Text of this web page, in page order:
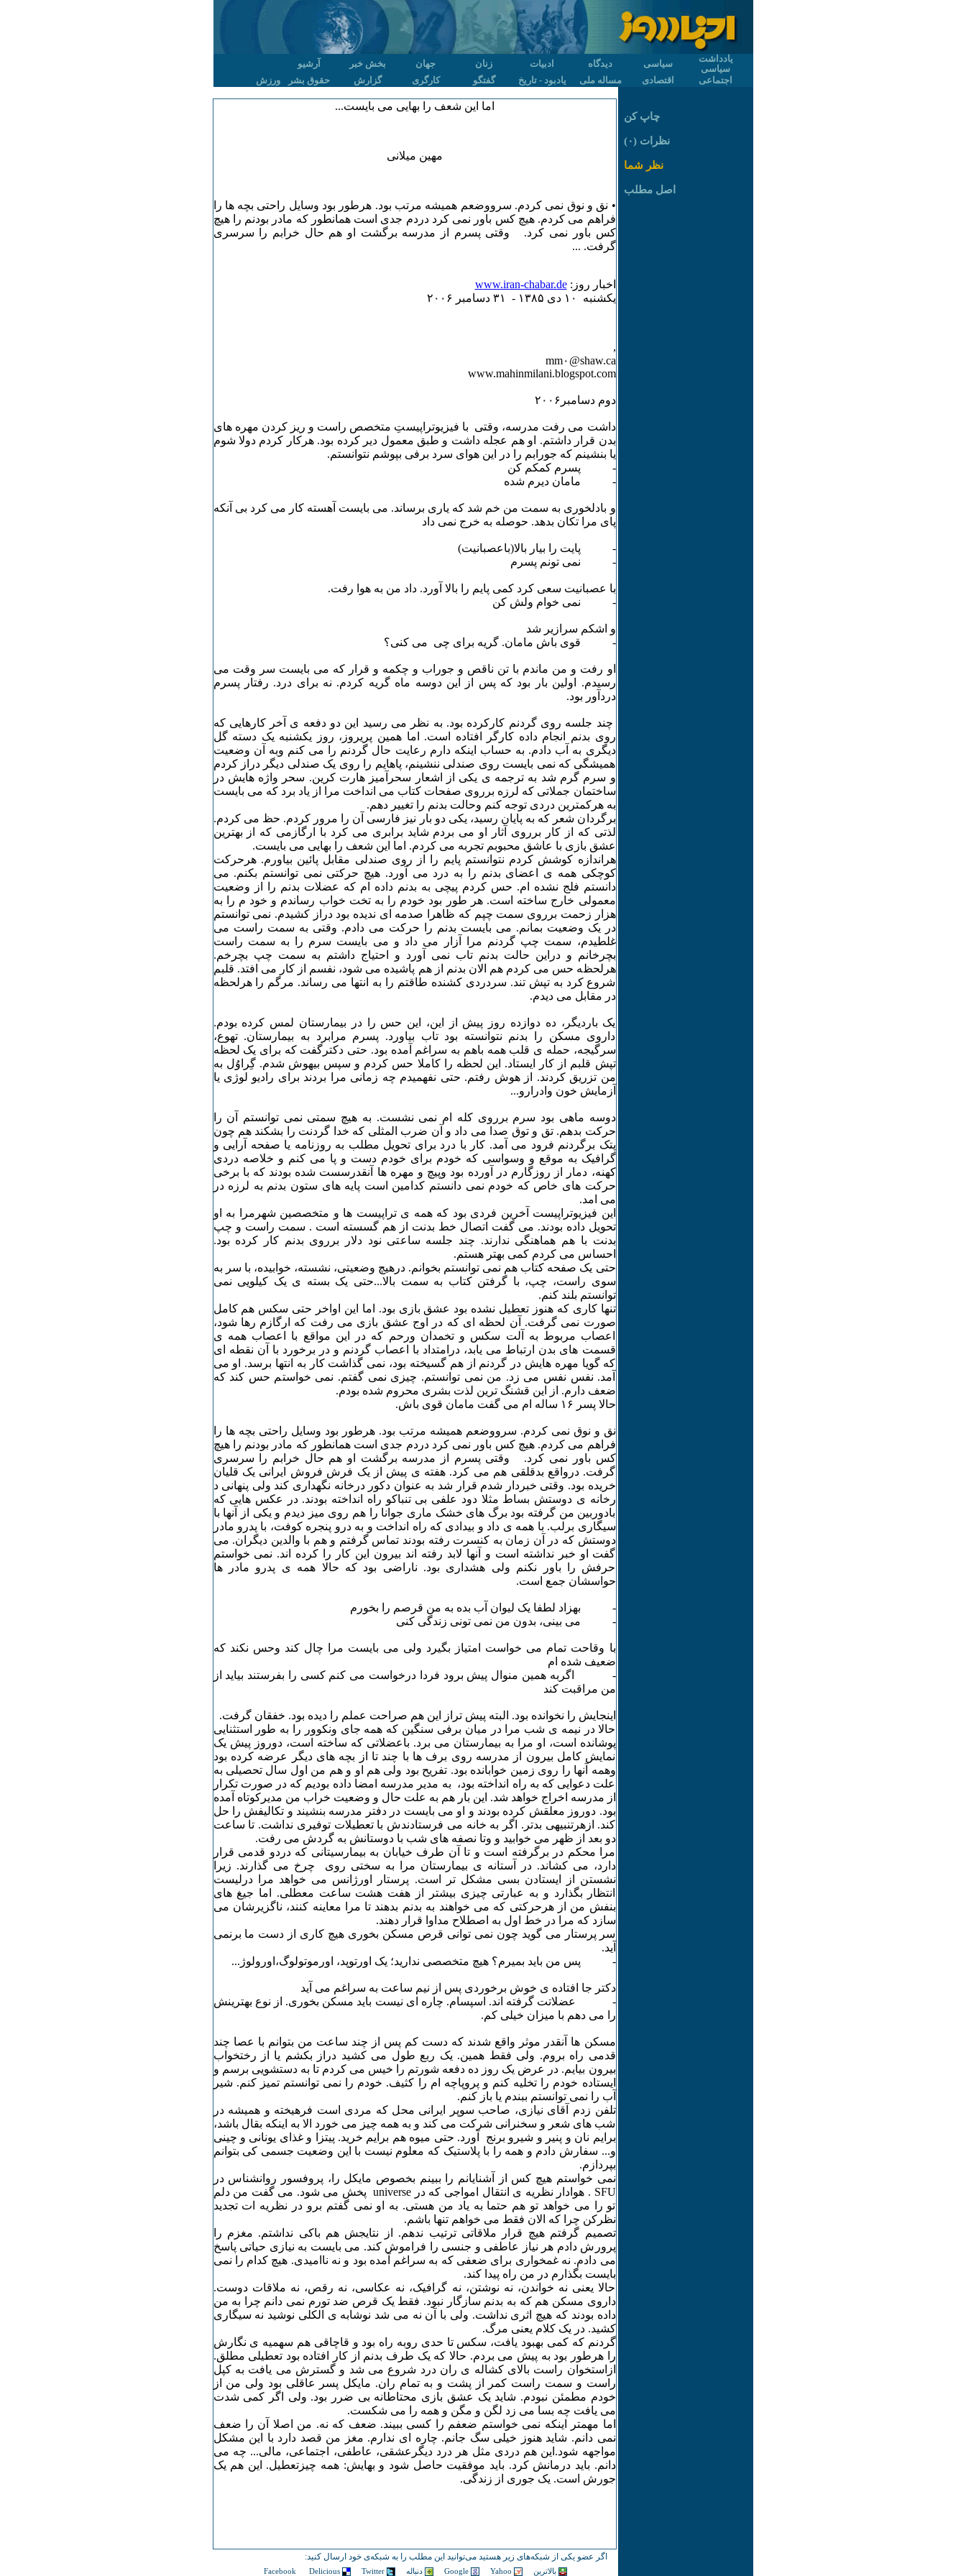
یادداشت
سیاسی
سیاسی دیدگاه ادبیات زنان جهان بخش خبر
آرشیو
اجتماعی
اقتصادی مساله ملی یادبود - تاریخ گفتگو کارگری گزارش حقوق بشر ورزش
اما این شعف را بهایی می بایست...
مهین میلانی
• نق و نوق نمی کردم. سرووضعم همیشه مرتب بود. هرطور بود وسایل راحتی بچه ها را
فراهم می کردم. هیچ کس باور نمی کرد دردم جدی است همانطور که مادر بودنم را هیچ
کس باور نمی کرد. وقتی پسرم از مدرسه برگشت او هم حال خرابم را سرسری
گرفت. ...
اخبار روز:www.iran-chabar.de
يکشنبه ۱۰ دی ۱٣٨۵ - ٣۱ دسامبر ۲۰۰۶
,
mm۰@shaw.ca
www.mahinmilani.blogspot.com
دوم دسامبر۲۰۰۶
داشت می رفت مدرسه، وقتی با فیزیوتراپیستِ متخصص راست و ریز کردن مهره های
بدن قرار داشتم. او هم عجله داشت و طبق معمول دیر کرده بود. هرکار کردم دولا شوم
یا بنشینم که جورابم را در این هوای سرد برفی بپوشم نتوانستم.
- پسرم کمکم کن
- مامان دیرم شده
و بادلخوری به سمت من خم شد که یاری برساند. می بایست آهسته کار می کرد بی آنکه
پای مرا تکان بدهد. حوصله به خرج نمی داد
- پایت را بیار بالا(باعصبانیت)
- نمی تونم پسرم
با عصبانیت سعی کرد کمی پایم را بالا آورد. داد من به هوا رفت.
- نمی خوام ولش کن
و اشکم سرازیر شد
- قوی باش مامان. گریه برای چی می کنی؟
او رفت و من ماندم با تن ناقص و جوراب و چکمه و قرار که می بایست سر وقت می
رسیدم. اولین بار بود که پس از این دوسه ماه گریه کردم. نه برای درد. رفتار پسرم
دردآور بود.
چند جلسه روی گردنم کارکرده بود. به نظر می رسید این دو دفعه ی آخر کارهایی که
روی بدنم انجام داده کارگر افتاده است. اما همین پریروز، روز یکشنبه یک دسته گل
دیگری به آب دادم. به حساب اینکه دارم رعایت حال گردنم را می کنم وبه آن وضعیت
همیشگی که نمی بایست روی صندلی ننشینم، پاهایم را روی یک صندلی دیگر دراز کردم
و سرم گرم شد به ترجمه ی یکی از اشعار سحرآمیز هارت کرین. سحر واژه هایش در
ساختمان جملاتی که لرزه برروی صفحات کتاب می انداخت مرا از یاد برد که می بایست
به هرکمترین دردی توجه کنم وحالت بدنم را تغییر دهم.
برگردان شعر که به پایان رسید، یکی دو بار نیز فارسی آن را مرور کردم. حظ می کردم.
لذتی که از کار برروی آثار او می بردم شاید برابری می کرد با ارگازمی که از بهترین
عشق بازی با عاشق محبوبم تجربه می کردم. اما این شعف را بهایی می بایست.
هراندازه کوشش کردم نتوانستم پایم را از روی صندلی مقابل پائین بیاورم. هرحرکت
کوچکی همه ی اعضای بدنم را به درد می آورد. هیچ حرکتی نمی توانستم بکنم. می
دانستم فلج نشده ام. حس کردم پیچی به بدنم داده ام که عضلات بدنم را از وضعیت
معمولی خارج ساخته است. هر طور بود خودم را به تخت خواب رساندم و خود م را به
هزار زحمت برروی سمت چپم که ظاهرا صدمه ای ندیده بود دراز کشیدم. نمی توانستم
در یک وضعیت بمانم. می بایست بدنم را حرکت می دادم. وقتی به سمت راست می
غلطیدم، سمت چپ گردنم مرا آزار می داد و می بایست سرم را به سمت راست
بچرخانم و دراین حالت بدنم تاب نمی آورد و احتیاج داشتم به سمت چپ بچرخم.
هرلحظه حس می کردم هم الان بدنم از هم پاشیده می شود، نفسم از کار می افتد. قلبم
شروع کرد به تپش تند. سردردی کشنده طاقتم را به انتها می رساند. مرگم را هرلحظه
در مقابل می دیدم.
یک باردیگر، ده دوازده روز پیش از این، این حس را در بیمارستان لمس کرده بودم.
داروی مسکن را بدنم نتوانسته بود تاب بیاورد. پسرم مرابرد به بیمارستان. تهوع،
سرگیجه، حمله ی قلب همه باهم به سراغم آمده بود. حتی دکترگفت که برای یک لحظه
تپش قلبم از کار ایستاد. این لحظه را کاملا حس کردم و سپس بیهوش شدم. گِراوُل به
من تزریق کردند. از هوش رفتم. حتی نفهمیدم چه زمانی مرا بردند برای رادیو لوژی یا
آزمایش خون وادرارو...
دوسه ماهی بود سرم برروی کله ام نمی نشست. به هیچ سمتی نمی توانستم آن را
حرکت بدهم. تق و توق صدا می داد و آن ضرب المثلی که خدا گردنت را بشکند هم چون
پتک برگردنم فرود می آمد. کار با درد برای تحویل مطلب به روزنامه یا صفحه آرایی و
گرافیک به موقع و وسواسی که خودم برای خودم دست و پا می کنم و خلاصه دردی
کهنه، دمار از روزگارم در آورده بود وپیچ و مهره ها آنقدرسست شده بودند که با برخی
حرکت های خاص که خودم نمی دانستم کدامین است پایه های ستون بدنم به لرزه در
می امد.
این فیزیوتراپیست آخرین فردی بود که همه ی تراپیست ها و متخصصین شهرمرا به او
تحویل داده بودند. می گفت اتصال خط بدنت از هم گسسته است . سمت راست و چپ
بدنت با هم هماهنگی ندارند. چند جلسه ساعتی نود دلار برروی بدنم کار کرده بود.
احساس می کردم کمی بهتر هستم.
حتی یک صفحه کتاب هم نمی توانستم بخوانم. درهیچ وضعیتی، نشسته، خوابیده، با سر به
سوی راست، چپ، با گرفتن کتاب به سمت بالا...حتی یک بسته ی یک کیلویی نمی
توانستم بلند کنم.
تنها کاری که هنوز تعطیل نشده بود عشق بازی بود. اما این اواخر حتی سکس هم کامل
صورت نمی گرفت. آن لحظه ای که در اوج عشق بازی می رفت که ارگازم رها شود،
اعصاب مربوط به آلت سکس و تخمدان ورحم که در این مواقع با اعصاب همه ی
قسمت های بدن ارتباط می یابد، درامتداد با اعصاب گردنم و در برخورد با آن نقطه ای
که گویا مهره هایش در گردنم از هم گسیخته بود، نمی گذاشت کار به انتها برسد. او می
آمد. نفس نفس می زد. من نمی توانستم. چیزی نمی گفتم. نمی خواستم حس کند که
ضعف دارم. از این قشنگ ترین لذت بشری محروم شده بودم.
حالا پسر ۱۶ ساله ام می گفت مامان قوی باش.
نق و نوق نمی کردم. سرووضعم همیشه مرتب بود. هرطور بود وسایل راحتی بچه ها را
فراهم می کردم. هیچ کس باور نمی کرد دردم جدی است همانطور که مادر بودنم را هیچ
کس باور نمی کرد. وقتی پسرم از مدرسه برگشت او هم حال خرابم را سرسری
گرفت. درواقع بدقلقی هم می کرد. هفته ی پیش از یک فرش فروش ایرانی یک قلیان
خریده بود. وقتی خبردار شدم قرار شد به عنوان دکور درخانه نگهداری کند ولی پنهانی د
رخانه ی دوستش بساط مثلا دود علفی بی تنباکو راه انداخته بودند. در عکس هایی که
بادوربین من گرفته بود برگ های خشک ماری جوانا را هم روی میز دیدم و یکی از آنها با
سیگاری برلب. با همه ی داد و بیدادی که راه انداخت و به درو پنجره کوفت، با پدرو مادر
دوستش که در آن زمان به کنسرت رفته بودند تماس گرفتم و هم با والدین دیگران. می
گفت او خبر نداشته است و آنها لابد رفته اند بیرون این کار را کرده اند. نمی خواستم
حرفش را باور نکنم ولی هشداری بود. ناراضی بود که حالا همه ی پدرو مادر ها
حواسشان جمع است.
- بهزاد لطفا یک لیوان آب بده به من قرصم را بخورم
- می بینی، بدون من نمی تونی زندگی کنی
با وقاحت تمام می خواست امتیاز بگیرد ولی می بایست مرا چال کند وحس نکند که
ضعیف شده ام
- اگربه همین منوال پیش برود فردا درخواست می کنم کسی را بفرستند بیاید از
من مراقبت کند
اینجایش را نخوانده بود. البته پیش تراز این هم صراحت عملم را دیده بود. خفقان گرفت.
حالا در نیمه ی شب مرا در میان برفی سنگین که همه جای ونکوور را به طور استثنایی
پوشانده است، او مرا به بیمارستان می برد. باعضلاتی که ساخته است، دوروز پیش یک
نمایش کامل بیرون از مدرسه روی برف ها با چند تا از بچه های دیگر عرضه کرده بود
وهمه آنها را روی زمین خوابانده بود. تفریح بود ولی هم او و هم من اول سال تحصیلی به
علت دعوایی که به راه انداخته بود، به مدیر مدرسه امضا داده بودیم که در صورت تکرار
از مدرسه اخراج خواهد شد. این بار هم به علت حال و وضعیت خراب من مدیرکوتاه آمده
بود. دوروز معلقش کرده بودند و او می بایست در دفتر مدرسه بنشیند و تکالیفش را حل
کند. ازهرتنبیهی بدتر. اگر به خانه می فرستادندش با تعطیلات توفیری نداشت. تا ساعت
دو بعد از ظهر می خوابید و وتا نصفه های شب با دوستانش به گردش می رفت.
مرا محکم در برگرفته است و تا آن طرف خیابان به بیمارسیتانی که دردو قدمی قرار
دارد، می کشاند. در آستانه ی بیمارستان مرا به سختی روی چرخ می گذارند. زیرا
نشستن از ایستادن بسی مشکل تر است. پرستار اورژانس می خواهد مرا درلیست
انتظار بگذارد و به عبارتی چیزی بیشتر از هفت هشت ساعت معطلی. اما جیغ های
بنفش من از هرحرکتی که می خواهند به بدنم بدهند تا مرا معاینه کنند، ناگزیرشان می
سازد که مرا در خط اول به اصطلاح مداوا قرار دهند.
سر پرستار می گوید چون نمی توانی قرص مسکن بخوری هیچ کاری از دست ما برنمی
آید.
- پس من باید بمیرم؟ هیچ متخصصی ندارید؛ یک اورتوپد، اورموتولوگ،اورولوژ...
دکتر جا افتاده ی خوش برخوردی پس از نیم ساعت به سراغم می آید
- عضلاتت گرفته اند. اسپسام. چاره ای نیست باید مسکن بخوری. از نوع بهترینش
را می دهم با میزان خیلی کم.
مسکن ها آنقدر موثر واقع شدند که دست کم پس از چند ساعت من بتوانم با عصا چند
قدمی راه بروم. ولی فقط همین. یک ربع طول می کشید دراز بکشم یا از رختخواب
بیرون بیایم. در عرض یک روز ده دفعه شورتم را خیس می کردم تا به دستشویی برسم و
ایستاده خودم را تخلیه کنم و پروپاچه ام را کثیف. خودم را نمی توانستم تمیز کنم. شیر
آب را نمی توانستم ببندم یا باز کنم.
تلفن زدم آقای نیازی، صاحب سوپر ایرانی محل که مردی است فرهیخته و همیشه در
شب های شعر و سخنرانی شرکت می کند و به همه چیز می خورد الا به اینکه بقال باشد،
برایم نان و پنیر و شیرو برنج آورد. حتی میوه هم برایم خرید. پیتزا و غذای یونانی و چینی
و... سفارش دادم و همه را با پلاستیک که معلوم نیست با این وضعیت جسمی کی بتوانم
بپردازم.
نمی خواستم هیچ کس از آشنایانم را ببینم بخصوص مایکل را، پروفسور روانشناس در
SFU . هوادار نظریه ی انتقال امواجی که در universe پخش می شود. می گفت من دلم
تو را می خواهد تو هم حتما به یاد من هستی. به او نمی گفتم برو در نظریه ات تجدید
نظرکن چرا که الان فقط می خواهم تنها باشم.
تصمیم گرفتم هیچ قرار ملاقاتی ترتیب ندهم. از نتایجش هم باکی نداشتم. مغزم را
پرورش دادم هر نیاز عاطفی و جنسی را فراموش کند. می بایست به نیازی حیاتی پاسخ
می دادم. نه غمخواری برای ضعفی که به سراغم آمده بود و نه ناامیدی. هیچ کدام را نمی
بایست بگذارم در من راه پیدا کند.
حالا یعنی نه خواندن، نه نوشتن، نه گرافیک، نه عکاسی، نه رقص، نه ملاقات دوست.
داروی مسکن هم که به بدنم سازگار نبود. فقط یک قرص ضد تورم نمی دانم چرا به من
داده بودند که هیچ اثری نداشت. ولی با آن نه می شد نوشابه ی الکلی نوشید نه سیگاری
کشید. در یک کلام یعنی مرگ.
گردنم که کمی بهبود یافت، سکس تا حدی روبه راه بود و قاچاقی هم سهمیه ی نگارش
را هرطور بود به پیش می بردم. حالا که یک طرف بدنم از کار افتاده بود تعطیلی مطلق.
ازاستخوان راست بالای کشاله ی ران درد شروع می شد و گسترش می یافت به کپل
راست و سمت راست کمر از پشت و به تمام ران. مایکل پسر عاقلی بود ولی من از
خودم مطمئن نبودم. شاید یک عشق بازی محتاطانه بی ضرر بود. ولی اگر کمی شدت
می یافت چه بسا می زد لگن و مگن و همه را می شکست.
اما مهمتر اینکه نمی خواستم ضعفم را کسی ببیند. ضعف که نه. من اصلا آن را ضعف
نمی دانم. شاید هنوز خیلی سگ جانم. چاره ای ندارم. مغز من قصد دارد با این مشکل
مواجهه شود.این هم دردی مثل هر درد دیگرعشقی، عاطفی، اجتماعی، مالی... چه می
دانم. باید درمانش کرد. باید موفقیت حاصل شود و بهایش: همه چیزتعطیل. این هم یک
جورش است. یک جوری از زندگی.
اگر عضو یکی از شبکه‌های زیر هستید می‌توانید این مطلب را به شبکه‌ی خود ارسال کنید:
Facebook Delicious Twitter Google Yahoo
چاپ کن
نظرات (۰)
نظر شما
اصل مطلب